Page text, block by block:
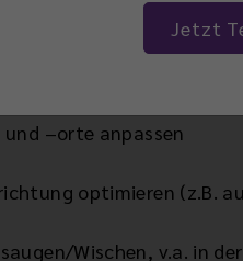
Besonderheiten
–orte anpassen
optimieren (z.B.
Wischen, v.a. in
Jetzt